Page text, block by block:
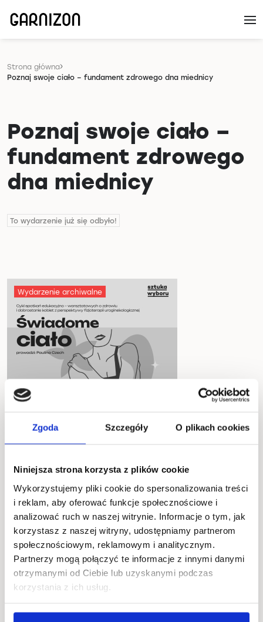
Zgoda Szczegóły O plikach cookies
Niniejsza strona korzysta z plików cookie
Wykorzystujemy pliki cookie do spersonalizowania treści
i reklam, aby oferować funkcje społecznościowe i
analizować ruch w naszej witrynie. Informacje o tym, jak
korzystasz z naszej witryny, udostępniamy partnerom
społecznościowym, reklamowym i analitycznym.
Partnerzy mogą połączyć te informacje z innymi danymi
otrzymanymi od Ciebie lub uzyskanymi podczas
korzystania z ich usług.
Strona główna
Poznaj swoje ciało – fundament zdrowego dna miednicy
Wydarzenie archiwalne
12.06.2026
18:00
od 49 zł
Sztuka Wyboru, Juliusza Słowackiego
19, Gdańsk
Jak dojechać
Poznaj swoje ciało –
fundament zdrowego
dna miednicy
To wydarzenie już się odbyło!